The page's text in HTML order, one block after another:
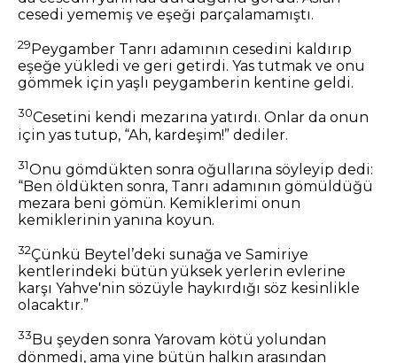
cesedi yememiş ve eşeği parçalamamıştı.
29 Peygamber Tanrı adamının cesedini kaldırıp
eşeğe yükledi ve geri getirdi. Yas tutmak ve onu
gömmek için yaşlı peygamberin kentine geldi.
30Cesetini kendi mezarına yatırdı. Onlar da onun
için yas tutup, “Ah, kardeşim!” dediler.
31Onu gömdükten sonra oğullarına söyleyip dedi:
“Ben öldükten sonra, Tanrı adamının gömüldüğü
mezara beni gömün. Kemiklerimi onun
kemiklerinin yanına koyun.
32Çünkü Beytel’deki sunağa ve Samiriye
kentlerindeki bütün yüksek yerlerin evlerine
karşı Yahve'nin sözüyle haykırdığı söz kesinlikle
olacaktır.”
33 Bu şeyden sonra Yarovam kötü yolundan
dönmedi, ama yine bütün halkın arasından